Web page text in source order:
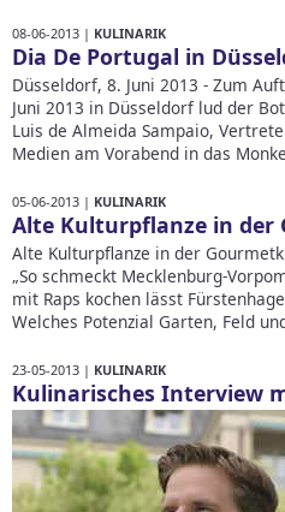
08-06-2013 | KULINARIK
Dia De Portugal in
Düsseldorf, 8. Juni 2013 - Zum
Juni 2013 in Düsseldorf lud der
Luis de Almeida Sampaio,
Medien am Vorabend in das
05-06-2013 | KULINARIK
Alte Kulturpflanze in der
Alte Kulturpflanze in der
„So schmeckt Mecklenburg-
mit Raps kochen lässt
Welches Potenzial Garten, Feld
23-05-2013 | KULINARIK
Kulinarisches Interview